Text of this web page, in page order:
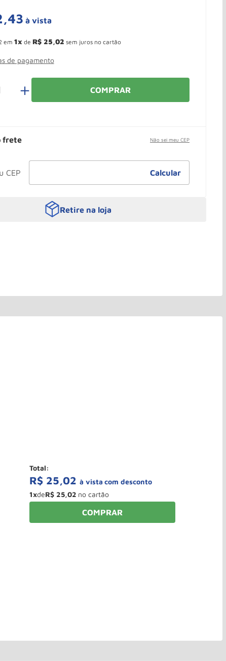
,43 à vista
em 1 de R$ 25,02 sem juros no cartão
de pagamento
＋ COMPRAR
frete Não sei meu CEP
Retire na loja
R$ 25,02 à vista
1xdeR$ 25,02
Total:
COMPRAR